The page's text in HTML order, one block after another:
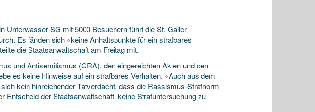
Unterwasser SG mit 5000 Besuchern führt die St. Galler
Es fänden sich «keine Anhaltspunkte für ein strafbares
die Staatsanwaltschaft am Freitag mit.
und Antisemitismus (GRA), den eingereichten Akten und den
es keine Hinweise auf ein strafbares Verhalten. «Auch aus dem
kein hinreichender Tatverdacht, dass die Rassismus-Strafnorm
Entscheid der Staatsanwaltschaft, keine Strafuntersuchung zu